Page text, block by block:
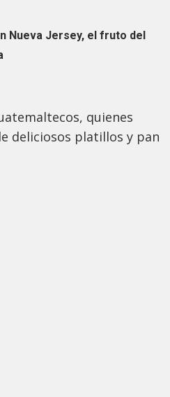
Nueva Jersey, el fruto del
quienes
deliciosos platillos y pan